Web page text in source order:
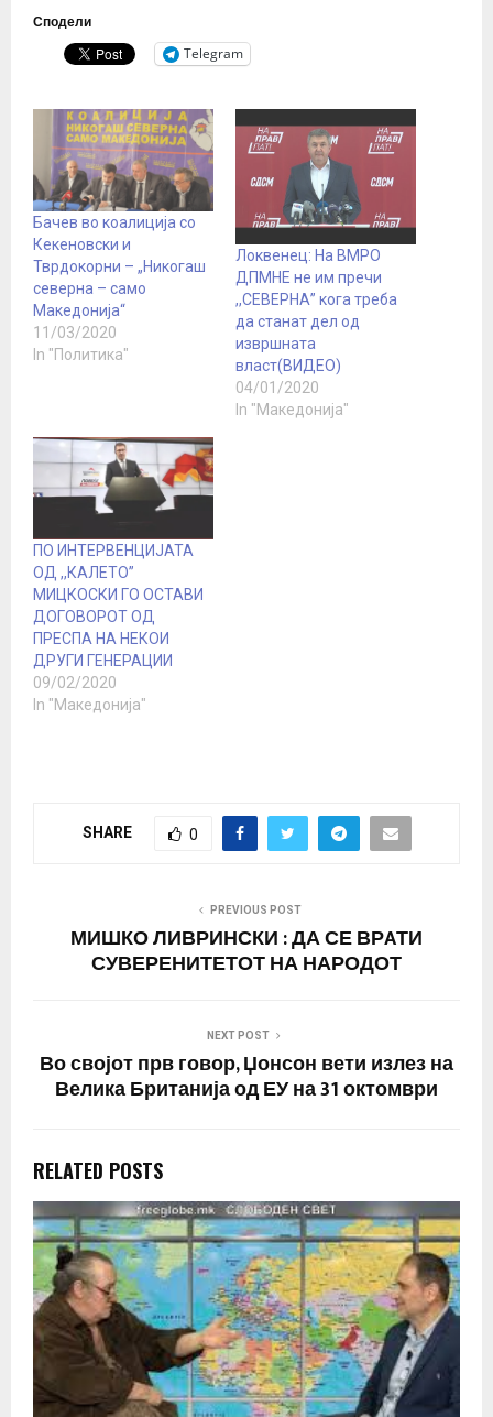
Сподели
Telegram
Бачев во коалиција со
Кекеновски и
Тврдокорни – „Никогаш
северна – само
Македонија“
11/03/2020
In "Политика"
Локвенец: На ВМРО
ДПМНЕ не им пречи
,,СЕВЕРНА” кога треба
да станат дел од
извршната
власт(ВИДЕО)
04/01/2020
In "Македонија"
ПО ИНТЕРВЕНЦИЈАТА
ОД ,,КАЛЕТО”
МИЦКОСКИ ГО ОСТАВИ
ДОГОВОРОТ ОД
ПРЕСПА НА НЕКОИ
ДРУГИ ГЕНЕРАЦИИ
09/02/2020
In "Македонија"
SHARE 0
PREVIOUS POST
МИШКО ЛИВРИНСКИ : ДА СЕ ВРAТИ
СУВЕРЕНИТЕТОТ НА НАРОДОТ
NEXT POST
Во својот прв говор, Џонсон вети излез на
Велика Британија од ЕУ на 31 октомври
RELATED POSTS